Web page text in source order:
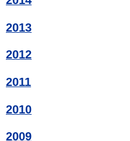
2013
2012
2011
2010
2009